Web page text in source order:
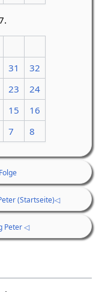
31
32
23
24
15
16
7 8
(Startseite)◁
Peter ◁